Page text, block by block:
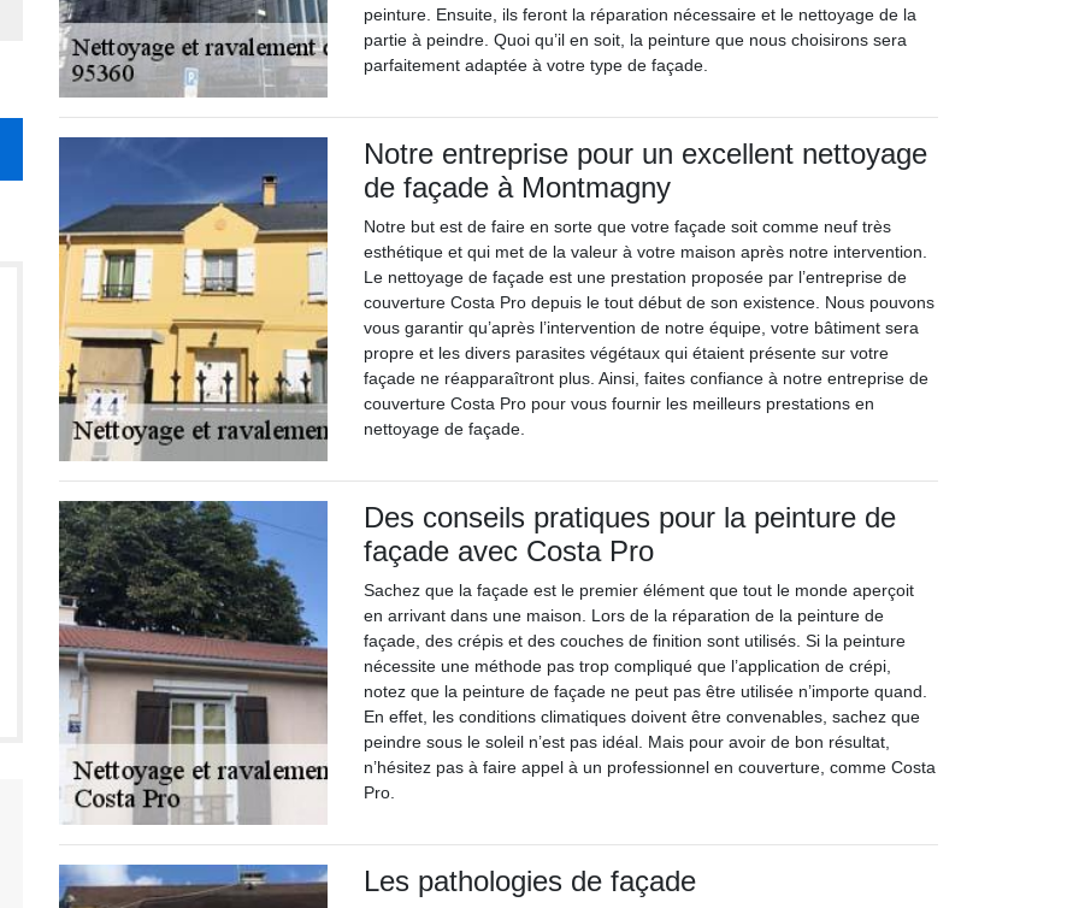
peinture. Ensuite, ils feront la réparation nécessaire et le nettoyage de la
partie à peindre. Quoi qu’il en soit, la peinture que nous choisirons sera
parfaitement adaptée à votre type de façade.
Notre entreprise pour un excellent nettoyage
de façade à Montmagny
Notre but est de faire en sorte que votre façade soit comme neuf très
esthétique et qui met de la valeur à votre maison après notre intervention.
Le nettoyage de façade est une prestation proposée par l’entreprise de
couverture Costa Pro depuis le tout début de son existence. Nous pouvons
vous garantir qu’après l’intervention de notre équipe, votre bâtiment sera
propre et les divers parasites végétaux qui étaient présente sur votre
façade ne réapparaîtront plus. Ainsi, faites confiance à notre entreprise de
couverture Costa Pro pour vous fournir les meilleurs prestations en
nettoyage de façade.
Des conseils pratiques pour la peinture de
façade avec Costa Pro
Sachez que la façade est le premier élément que tout le monde aperçoit
en arrivant dans une maison. Lors de la réparation de la peinture de
façade, des crépis et des couches de finition sont utilisés. Si la peinture
nécessite une méthode pas trop compliqué que l’application de crépi,
notez que la peinture de façade ne peut pas être utilisée n’importe quand.
En effet, les conditions climatiques doivent être convenables, sachez que
peindre sous le soleil n’est pas idéal. Mais pour avoir de bon résultat,
n’hésitez pas à faire appel à un professionnel en couverture, comme Costa
Pro.
Les pathologies de façade